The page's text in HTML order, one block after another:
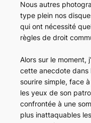
Nous autres
type plein nos
qui ont nécessité
règles de droit
Alors sur le moment,
cette anecdote dans
sourire simple, face
les yeux de son
confrontée à une
plus inattaquables